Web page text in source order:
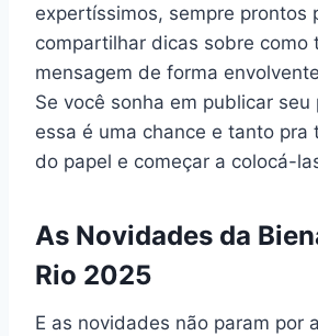
expertíssimos, sempre prontos
compartilhar dicas sobre como
mensagem de forma
Se você sonha em publicar seu
essa é uma chance e tanto pra
do papel e começar a colocá-
As Novidades da
Rio 2025
E as novidades não param por